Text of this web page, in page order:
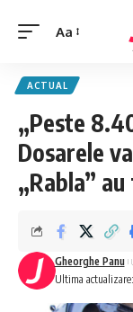
Aa
ACTUAL
„Peste
Dosarele
„Rabla”
Ultima
Gheorghe Panu